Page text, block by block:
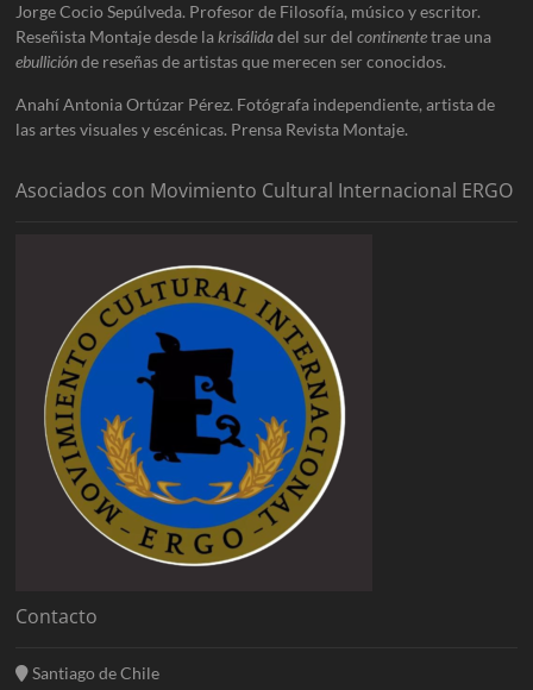
Jorge Cocio Sepúlveda. Profesor de Filosofía, músico y escritor.
Reseñista Montaje desde lakrisálidadel sur delcontinentetrae una
ebulliciónde reseñas de artistas que merecen ser conocidos.
Anahí Antonia Ortúzar Pérez. Fotógrafa independiente, artista de
las artes visuales y escénicas. Prensa Revista Montaje.
Asociados con Movimiento Cultural Internacional ERGO
Contacto
Santiago de Chile